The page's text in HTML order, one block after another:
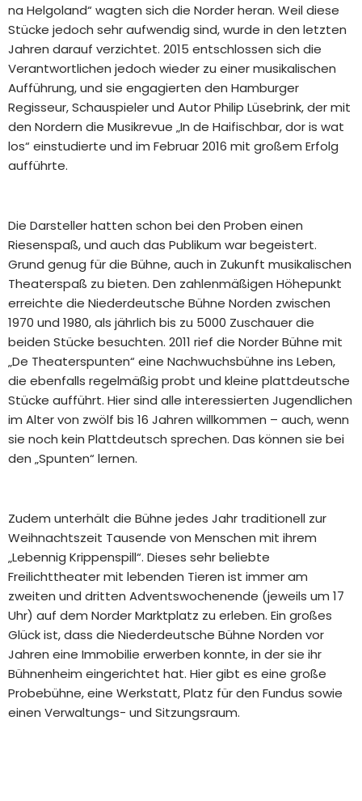
na Helgoland“ wagten sich die Norder heran. Weil diese
Stücke jedoch sehr aufwendig sind, wurde in den letzten
Jahren darauf verzichtet. 2015 entschlossen sich die
Verantwortlichen jedoch wieder zu einer musikalischen
Aufführung, und sie engagierten den Hamburger
Regisseur, Schauspieler und Autor Philip Lüsebrink, der mit
den Nordern die Musikrevue „In de Haifischbar, dor is wat
los“ einstudierte und im Februar 2016 mit großem Erfolg
aufführte.
Die Darsteller hatten schon bei den Proben einen
Riesenspaß, und auch das Publikum war begeistert.
Grund genug für die Bühne, auch in Zukunft musikalischen
Theaterspaß zu bieten. Den zahlenmäßigen Höhepunkt
erreichte die Niederdeutsche Bühne Norden zwischen
1970 und 1980, als jährlich bis zu 5000 Zuschauer die
beiden Stücke besuchten. 2011 rief die Norder Bühne mit
„De Theaterspunten“ eine Nachwuchsbühne ins Leben,
die ebenfalls regelmäßig probt und kleine plattdeutsche
Stücke aufführt. Hier sind alle interessierten Jugendlichen
im Alter von zwölf bis 16 Jahren willkommen – auch, wenn
sie noch kein Plattdeutsch sprechen. Das können sie bei
den „Spunten“ lernen.
Zudem unterhält die Bühne jedes Jahr traditionell zur
Weihnachtszeit Tausende von Menschen mit ihrem
„Lebennig Krippenspill“. Dieses sehr beliebte
Freilichttheater mit lebenden Tieren ist immer am
zweiten und dritten Adventswochenende (jeweils um 17
Uhr) auf dem Norder Marktplatz zu erleben. Ein großes
Glück ist, dass die Niederdeutsche Bühne Norden vor
Jahren eine Immobilie erwerben konnte, in der sie ihr
Bühnenheim eingerichtet hat. Hier gibt es eine große
Probebühne, eine Werkstatt, Platz für den Fundus sowie
einen Verwaltungs- und Sitzungsraum.